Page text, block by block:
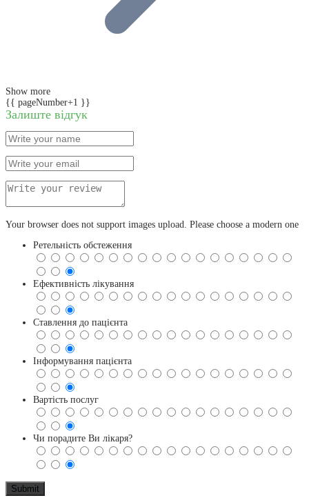
Show more
{{ pageNumber+1 }}
Залиште відгук
Your browser does not support images upload. Please choose a modern one
Ретельність обстеження
Ефективність лікування
Ставлення до пацієнта
Інформування пацієнта
Вартість послуг
Чи порадите Ви лікаря?